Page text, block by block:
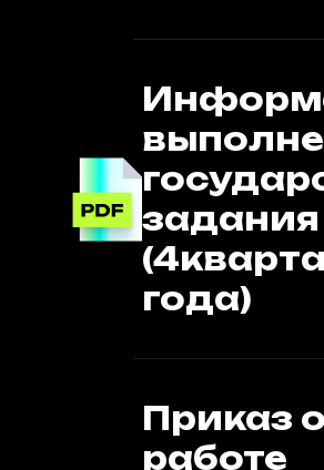
задания
года)
Приказ о
работе